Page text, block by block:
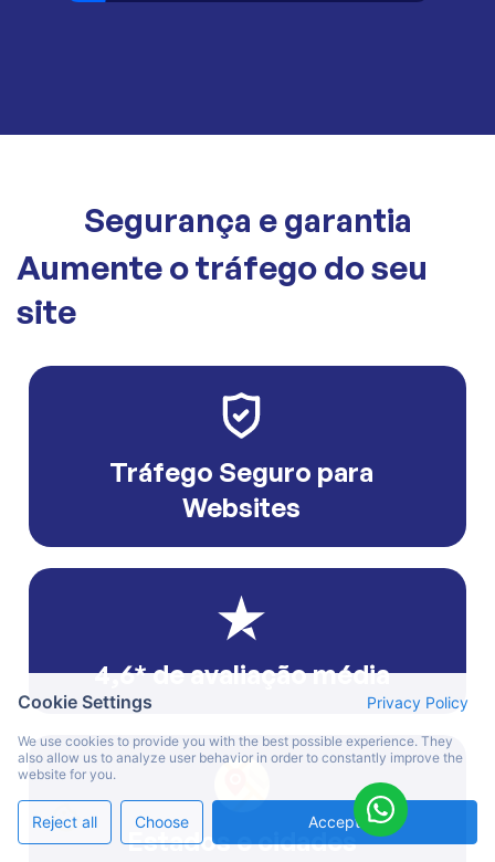
Segurança e garantia
Aumente o tráfego do seu
site
Tráfego Seguro para
Websites
4,6* de avaliação média
Estados e cidades
Cookie Settings Privacy Policy
We use cookies to provide you with the best possible experience. They
also allow us to analyze user behavior in order to constantly improve the
website for you.
Reject all Choose Accept All